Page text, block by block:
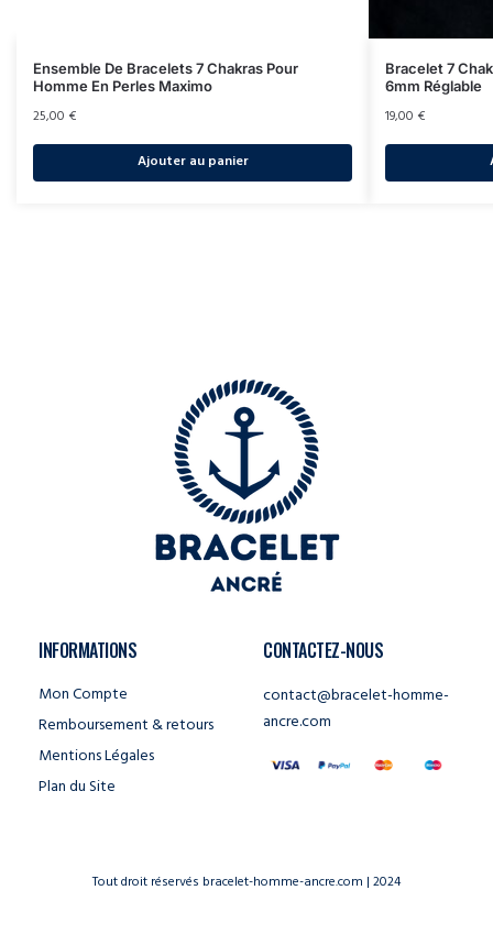
Ensemble De Bracelets 7 Chakras Pour
Homme En Perles Maximo
25,00 €
Ajouter au panier
Bracelet 7
6mm Réglable
19,00 €
INFORMATIONS
Mon Compte
Remboursement & retours
Mentions Légales
Plan du Site
CONTACTEZ-NOUS
contact@bracelet-homme-
ancre.com
Tout droit réservés bracelet-homme-ancre.com | 2024